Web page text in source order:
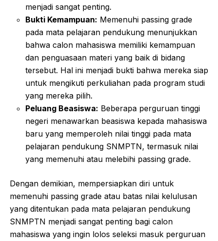
menjadi sangat penting.
Bukti Kemampuan: Memenuhi passing grade
pada mata pelajaran pendukung menunjukkan
bahwa calon mahasiswa memiliki kemampuan
dan penguasaan materi yang baik di bidang
tersebut. Hal ini menjadi bukti bahwa mereka siap
untuk mengikuti perkuliahan pada program studi
yang mereka pilih.
Peluang Beasiswa: Beberapa perguruan tinggi
negeri menawarkan beasiswa kepada mahasiswa
baru yang memperoleh nilai tinggi pada mata
pelajaran pendukung SNMPTN, termasuk nilai
yang memenuhi atau melebihi passing grade.
Dengan demikian, mempersiapkan diri untuk
memenuhi passing grade atau batas nilai kelulusan
yang ditentukan pada mata pelajaran pendukung
SNMPTN menjadi sangat penting bagi calon
mahasiswa yang ingin lolos seleksi masuk perguruan